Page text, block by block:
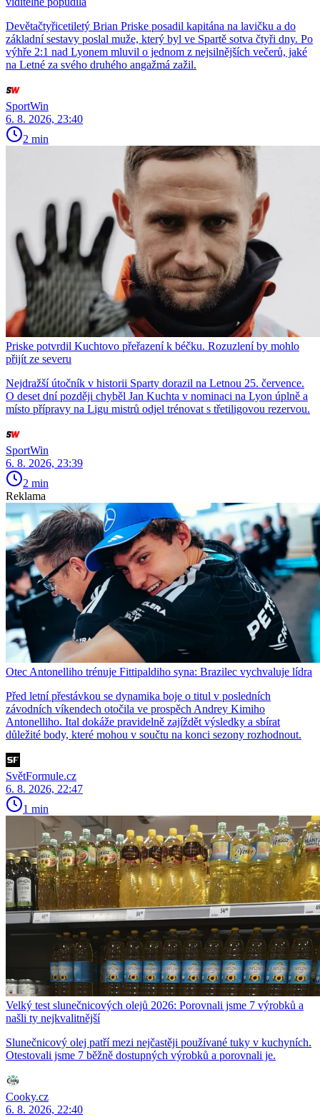
Devětačtyřicetiletý Brian Priske posadil kapitána na lavičku a do
základní sestavy poslal muže, který byl ve Spartě sotva čtyři dny. Po
výhře 2:1 nad Lyonem mluvil o jednom z nejsilnějších večerů, jaké
na Letné za svého druhého angažmá zažil.
SportWin
6. 8. 2026, 23:40
2 min
Priske potvrdil Kuchtovo přeřazení k béčku. Rozuzlení by mohlo
přijít ze severu
Nejdražší útočník v historii Sparty dorazil na Letnou 25. července.
O deset dní později chyběl Jan Kuchta v nominaci na Lyon úplně a
místo přípravy na Ligu mistrů odjel trénovat s třetiligovou rezervou.
SportWin
6. 8. 2026, 23:39
2 min
Reklama
Otec Antonelliho trénuje Fittipaldiho syna: Brazilec vychvaluje lídra
Před letní přestávkou se dynamika boje o titul v posledních
závodních víkendech otočila ve prospěch Andrey Kimiho
Antonelliho. Ital dokáže pravidelně zajíždět výsledky a sbírat
důležité body, které mohou v součtu na konci sezony rozhodnout.
SvětFormule.cz
6. 8. 2026, 22:47
1 min
Velký test slunečnicových olejů 2026: Porovnali jsme 7 výrobků a
našli ty nejkvalitnější
Slunečnicový olej patří mezi nejčastěji používané tuky v kuchyních.
Otestovali jsme 7 běžně dostupných výrobků a porovnali je.
Cooky.cz
6. 8. 2026, 22:40